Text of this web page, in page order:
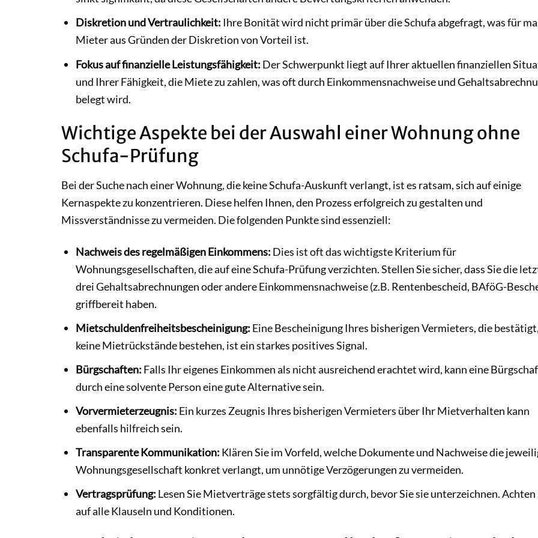
Diskretion und Vertraulichkeit: Ihre Bonität wird nicht primär über die Schufa abgefragt, was für
Mieter aus Gründen der Diskretion von Vorteil ist.
Fokus auf finanzielle Leistungsfähigkeit: Der Schwerpunkt liegt auf Ihrer aktuellen finanziellen
und Ihrer Fähigkeit, die Miete zu zahlen, was oft durch Einkommensnachweise und
belegt wird.
Wichtige Aspekte bei der Auswahl einer Wohnung ohne
Schufa-Prüfung
Bei der Suche nach einer Wohnung, die keine Schufa-Auskunft verlangt, ist es ratsam, sich auf einige
Kernaspekte zu konzentrieren. Diese helfen Ihnen, den Prozess erfolgreich zu gestalten und
Missverständnisse zu vermeiden. Die folgenden Punkte sind essenziell:
Nachweis des regelmäßigen Einkommens: Dies ist oft das wichtigste Kriterium für
Wohnungsgesellschaften, die auf eine Schufa-Prüfung verzichten. Stellen Sie sicher, dass Sie die
drei Gehaltsabrechnungen oder andere Einkommensnachweise (z.B. Rentenbescheid, BAföG-
griffbereit haben.
Mietschuldenfreiheitsbescheinigung: Eine Bescheinigung Ihres bisherigen Vermieters, die
keine Mietrückstände bestehen, ist ein starkes positives Signal.
Bürgschaften: Falls Ihr eigenes Einkommen als nicht ausreichend erachtet wird, kann eine
durch eine solvente Person eine gute Alternative sein.
Vorvermieterzeugnis: Ein kurzes Zeugnis Ihres bisherigen Vermieters über Ihr Mietverhalten kann
ebenfalls hilfreich sein.
Transparente Kommunikation: Klären Sie im Vorfeld, welche Dokumente und Nachweise die
Wohnungsgesellschaft konkret verlangt, um unnötige Verzögerungen zu vermeiden.
Vertragsprüfung: Lesen Sie Mietverträge stets sorgfältig durch, bevor Sie sie unterzeichnen. Achten
auf alle Klauseln und Konditionen.